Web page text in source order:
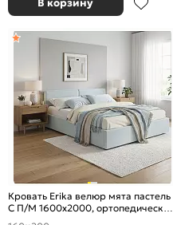
В корзину
Кровать Erika велюр мята пастель
С П/М 1600x2000, ортопедическое
основание, изголовье мягкое